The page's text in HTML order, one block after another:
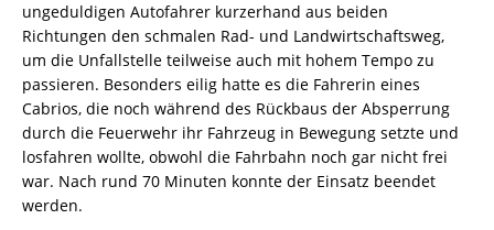
ungeduldigen Autofahrer kurzerhand aus beiden
Richtungen den schmalen Rad- und Landwirtschaftsweg,
um die Unfallstelle teilweise auch mit hohem Tempo zu
passieren. Besonders eilig hatte es die Fahrerin eines
Cabrios, die noch während des Rückbaus der Absperrung
durch die Feuerwehr ihr Fahrzeug in Bewegung setzte und
losfahren wollte, obwohl die Fahrbahn noch gar nicht frei
war. Nach rund 70 Minuten konnte der Einsatz beendet
werden.